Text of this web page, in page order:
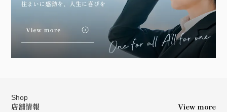
Shop
店舗情報 View more